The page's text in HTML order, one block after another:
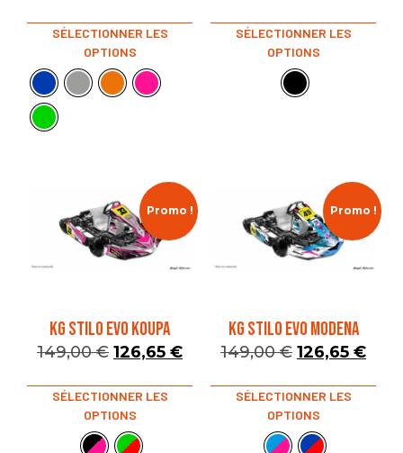
SÉLECTIONNER LES
OPTIONS
SÉLECTIONNER LES
OPTIONS
Promo !
KG STILO EVO KOUPA
149,00€ 126,65 €
SÉLECTIONNER LES
OPTIONS
Promo !
KG STILO EVO MODENA
149,00€ 126,65 €
SÉLECTIONNER LES
OPTIONS